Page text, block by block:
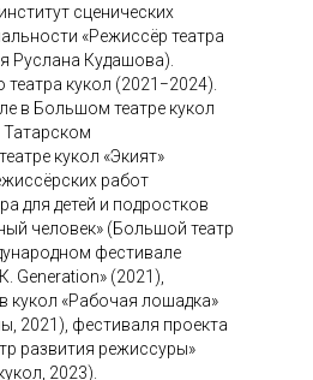
сценических
«Режиссёр театра
Руслана Кудашова).
кукол (2021−2024).
в Большом театре кукол
Татарском
кукол «Экият»
работ
для детей и подростков
человек» (Большой театр
фестивале
Generation» (2021),
кукол «Рабочая лошадка»
2021), фестиваля проекта
развития режиссуры»
2023).